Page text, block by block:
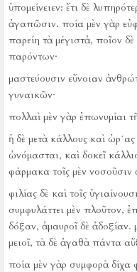
ὑπομείνειεν: ἔτι δὲ
ἀγαπῶσιν. ποία μὲν γὰρ
παρείη τὰ μέγιστἀ, ποῖον
παρόντων·
μαστεύουσιν εὔνοιαν
γυναικῶν·
πολλαὶ μὲν γὰρ ἐπωνυμίαι
ἡ δὲ μετὰ κάλλους καὶ
ὠνόμασται, καὶ δοκεῖ
φάρμακα τοῖς μὲν νοσοῦσιν
φιλίας δὲ καὶ τοῖς
συμφυλάττει μὲν πλοῦτον,
δόξαν, ἀμαυροῖ δὲ ἀδοξίαν.
μειοῖ, τὰ δὲ ἀγαθὰ πάντα
ποία μὲν γὰρ συμφορὰ δίχα